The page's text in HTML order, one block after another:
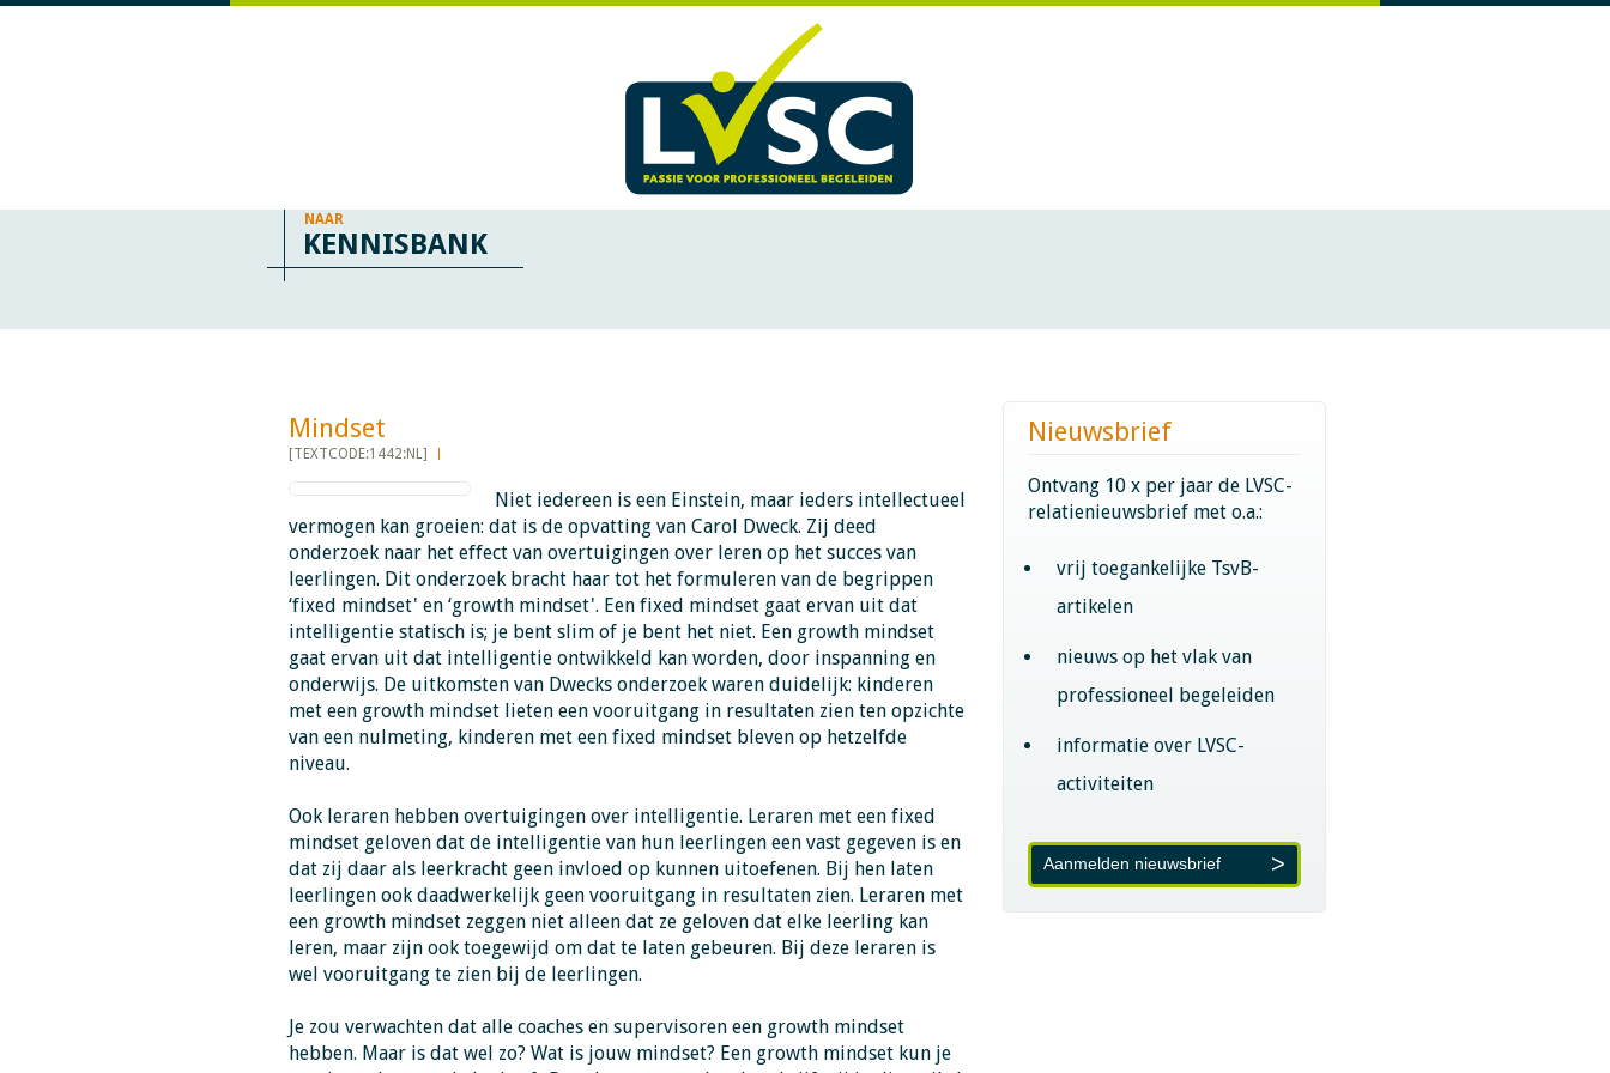
NAAR
KENNISBANK
Mindset​​​​​​
[TEXTCODE:1442:NL]
Niet iedereen is een Einstein, maar ieders intellectueel
vermogen kan groeien: dat is de opvatting van Carol Dweck. Zij deed
onderzoek naar het effect van overtuigingen over leren op het succes van
leerlingen. Dit onderzoek bracht haar tot het formuleren van de begrippen
‘fixed mindset' en ‘growth mindset'. Een fixed mindset gaat ervan uit dat
intelligentie statisch is; je bent slim of je bent het niet. Een growth mindset
gaat ervan uit dat intelligentie ontwikkeld kan worden, door inspanning en
onderwijs. De uitkomsten van Dwecks onderzoek waren duidelijk: kinderen
met een growth mindset lieten een vooruitgang in resultaten zien ten opzichte
van een nulmeting, kinderen met een fixed mindset bleven op hetzelfde
niveau.
Ook leraren hebben overtuigingen over intelligentie. Leraren met een fixed
mindset geloven dat de intelligentie van hun leerlingen een vast gegeven is en
dat zij daar als leerkracht geen invloed op kunnen uitoefenen. Bij hen laten
leerlingen ook daadwerkelijk geen vooruitgang in resultaten zien. Leraren met
een growth mindset zeggen niet alleen dat ze geloven dat elke leerling kan
leren, maar zijn ook toegewijd om dat te laten gebeuren. Bij deze leraren is
wel vooruitgang te zien bij de leerlingen.
Je zou verwachten dat alle coaches en supervisoren een growth mindset
hebben. Maar is dat wel zo? Wat is jouw mindset? Een growth mindset kun je
Nieuwsbrief
Ontvang 10 x per jaar de LVSC-
relatienieuwsbrief met o.a.:
vrij toegankelijke TsvB-
artikelen
nieuws op het vlak van
professioneel begeleiden
informatie over LVSC-
activiteiten
Aanmelden nieuwsbrief